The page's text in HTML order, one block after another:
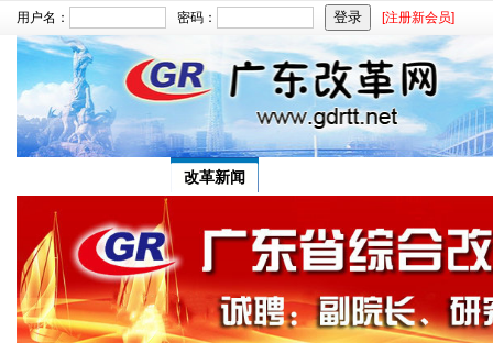
用户名： 密码： [注册新会员]
文章搜索：
改革新闻